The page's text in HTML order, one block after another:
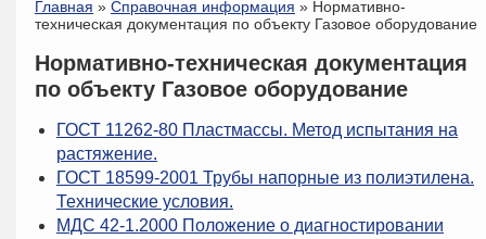
Главная » Справочная информация » Нормативно-
техническая документация по объекту Газовое оборудование
Нормативно-техническая документация
по объекту Газовое оборудование
ГОСТ 11262-80 Пластмассы. Метод испытания на
растяжение.
ГОСТ 18599-2001 Трубы напорные из полиэтилена.
Технические условия.
МДС 42-1.2000 Положение о диагностировании